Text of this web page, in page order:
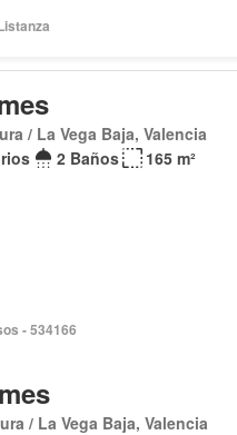
/ La Vega Baja, Valencia
2 Baños
165 m²
- 534166
/ La Vega Baja, Valencia